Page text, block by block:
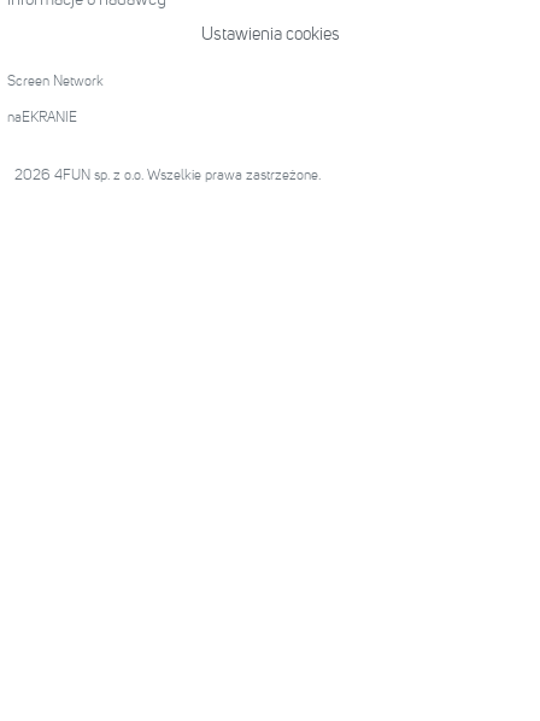
Ustawienia cookies
Screen Network
naEKRANIE
2026 4FUN sp. z o.o. Wszelkie prawa zastrzeżone.